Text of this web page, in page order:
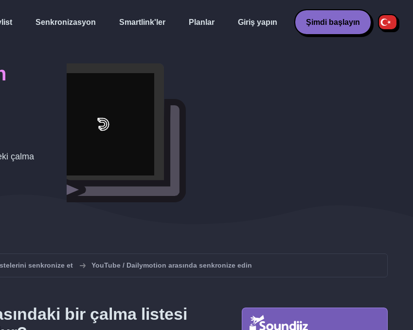
Senkronizasyon Smartlink'ler Planlar Giriş yapın Şimdi başlayın
çalma
senkronize et YouTube / Dailymotion arasında senkronize edin
bir çalma listesi